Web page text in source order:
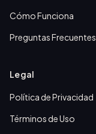
Cómo Funciona
Preguntas Frecuentes
Legal
Política de Privacidad
Términos de Uso